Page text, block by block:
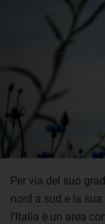
Per via del suo
nord a sud e la
l’Italia è un area